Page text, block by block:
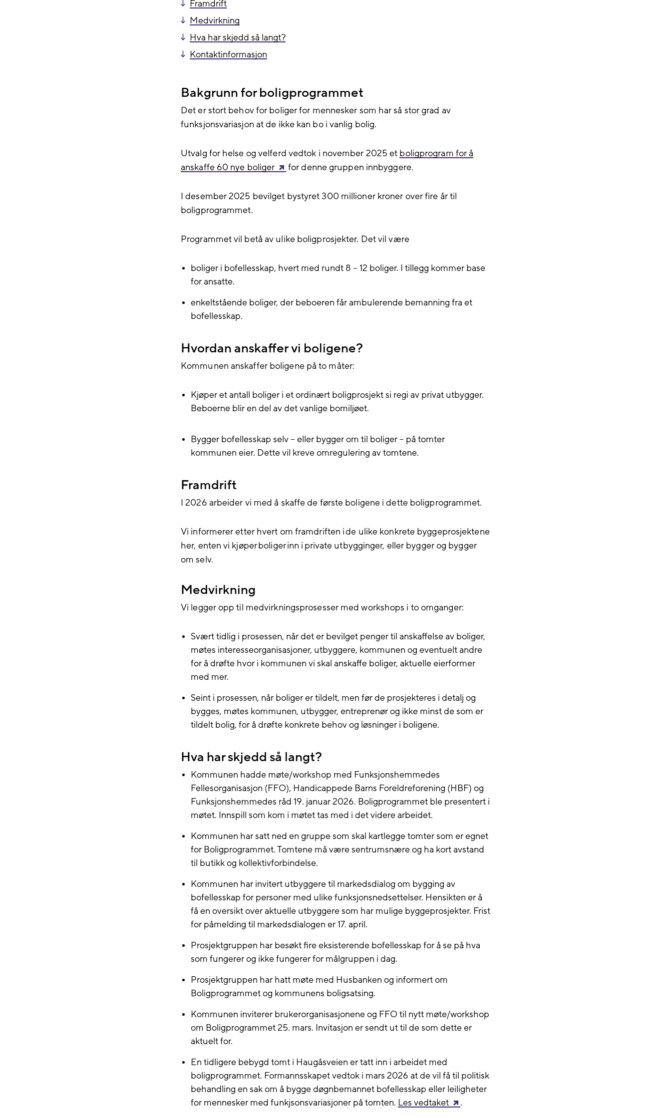
Framdrift
Medvirkning
Hva har skjedd så langt?
Kontaktinformasjon
Bakgrunn for boligprogrammet
Det er stort behov for boliger for mennesker som har så stor grad av
funksjonsvariasjon at de ikke kan bo i vanlig bolig.
Utvalg for helse og velferd vedtok i november 2025 et boligprogram for å
anskaffe 60 nye boliger
for denne gruppen innbyggere.
I desember 2025 bevilget bystyret 300 millioner kroner over fire år til
boligprogrammet.
Programmet vil betå av ulike boligprosjekter. Det vil være
boliger i bofellesskap, hvert med rundt 8 – 12 boliger. I tillegg kommer base
for ansatte.
enkeltstående boliger, der beboeren får ambulerende bemanning fra et
bofellesskap.
Hvordan anskaffer vi boligene?
Kommunen anskaffer boligene på to måter:
Kjøper et antall boliger i et ordinært boligprosjekt si regi av privat utbygger.
Beboerne blir en del av det vanlige bomiljøet.
Bygger bofellesskap selv – eller bygger om til boliger – på tomter
kommunen eier. Dette vil kreve omregulering av tomtene.
Framdrift
I 2026 arbeider vi med å skaffe de første boligene i dette boligprogrammet.
Vi informerer etter hvert om framdriften i de ulike konkrete byggeprosjektene
her, enten vi kjøper boliger inn i private utbygginger, eller bygger og bygger
om selv.
Medvirkning
Vi legger opp til medvirkningsprosesser med workshops i to omganger:
Svært tidlig i prosessen, når det er bevilget penger til anskaffelse av boliger,
møtes interesseorganisasjoner, utbyggere, kommunen og eventuelt andre
for å drøfte hvor i kommunen vi skal anskaffe boliger, aktuelle eierformer
med mer.
Seint i prosessen, når boliger er tildelt, men før de prosjekteres i detalj og
bygges, møtes kommunen, utbygger, entreprenør og ikke minst de som er
tildelt bolig, for å drøfte konkrete behov og løsninger i boligene.
Hva har skjedd så langt?
Kommunen hadde møte/workshop med Funksjonshemmedes
Fellesorganisasjon (FFO), Handicappede Barns Foreldreforening (HBF) og
Funksjonshemmedes råd 19. januar 2026. Boligprogrammet ble presentert i
møtet. Innspill som kom i møtet tas med i det videre arbeidet.
Kommunen har satt ned en gruppe som skal kartlegge tomter som er egnet
for Boligprogrammet. Tomtene må være sentrumsnære og ha kort avstand
til butikk og kollektivforbindelse.
Kommunen har invitert utbyggere til markedsdialog om bygging av
bofellesskap for personer med ulike funksjonsnedsettelser. Hensikten er å
få en oversikt over aktuelle utbyggere som har mulige byggeprosjekter. Frist
for påmelding til markedsdialogen er 17. april.
Prosjektgruppen har besøkt fire eksisterende bofellesskap for å se på hva
som fungerer og ikke fungerer for målgruppen i dag.
Prosjektgruppen har hatt møte med Husbanken og informert om
Boligprogrammet og kommunens boligsatsing.
Kommunen inviterer brukerorganisasjonene og FFO til nytt møte/workshop
om Boligprogrammet 25. mars. Invitasjon er sendt ut til de som dette er
aktuelt for.
En tidligere bebygd tomt i Haugåsveien er tatt inn i arbeidet med
boligprogrammet. Formannsskapet vedtok i mars 2026 at de vil få til politisk
behandling en sak om å bygge døgnbemannet bofellesskap eller leiligheter
for mennesker med funkjsonsvariasjoner på tomten. Les vedtaket .